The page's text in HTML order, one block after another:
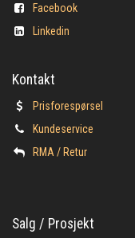
Facebook
Linkedin
Kontakt
Prisforespørsel
Kundeservice
​RMA / Retur
Salg / Prosjekt